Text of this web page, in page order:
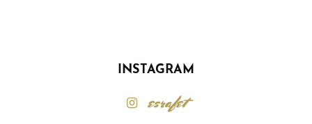
INSTAGRAM
esrafet